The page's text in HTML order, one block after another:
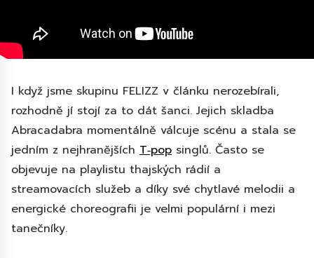
I když jsme skupinu FELIZZ v článku nerozebírali,
rozhodně jí stojí za to dát šanci. Jejich skladba
Abracadabra momentálně válcuje scénu a stala se
jedním z nejhranějších T‑pop singlů. Často se
objevuje na playlistu thajských rádií a
streamovacích služeb a díky své chytlavé melodii a
energické choreografii je velmi populární i mezi
tanečníky.